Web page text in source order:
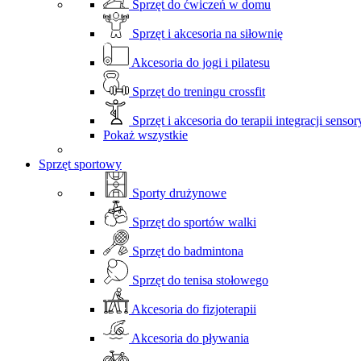
Sprzęt do ćwiczeń w domu
Sprzęt i akcesoria na siłownię
Akcesoria do jogi i pilatesu
Sprzęt do treningu crossfit
Sprzęt i akcesoria do terapii integracji
Pokaż wszystkie
Sprzęt sportowy
Sporty drużynowe
Sprzęt do sportów walki
Sprzęt do badmintona
Sprzęt do tenisa stołowego
Akcesoria do fizjoterapii
Akcesoria do pływania